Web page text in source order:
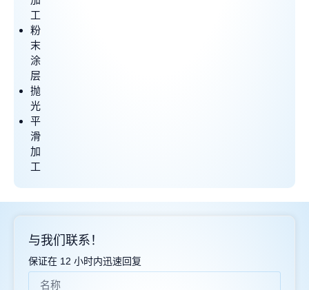
工
粉
末
涂
层
抛
光
平
滑
加
工
与我们联系！
保证在 12 小时内迅速回复